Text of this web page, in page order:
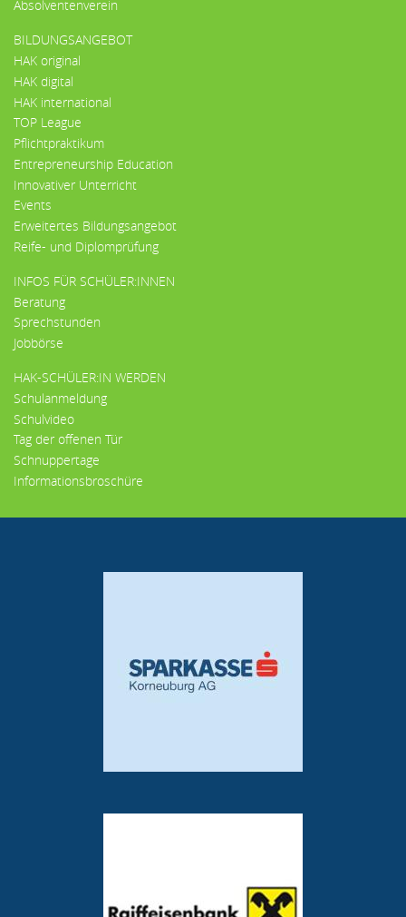
Absolventenverein
BILDUNGSANGEBOT
HAK original
HAK digital
HAK international
TOP League
Pflichtpraktikum
Entrepreneurship Education
Innovativer Unterricht
Events
Erweitertes Bildungsangebot
Reife- und Diplomprüfung
INFOS FÜR SCHÜLER:INNEN
Beratung
Sprechstunden
Jobbörse
HAK-SCHÜLER:IN WERDEN
Schulanmeldung
Schulvideo
Tag der offenen Tür
Schnuppertage
Informationsbroschüre